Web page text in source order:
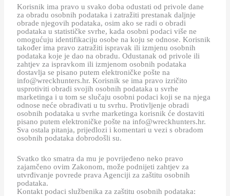
Korisnik ima pravo u svako doba odustati od privole dane
za obradu osobnih podataka i zatražiti prestanak daljnje
obrade njegovih podataka, osim ako se radi o obradi
podataka u statističke svrhe, kada osobni podaci više ne
omogućuju identifikaciju osobe na koju se odnose. Korisnik
također ima pravo zatražiti ispravak ili izmjenu osobnih
podataka koje je dao na obradu. Odustanak od privole ili
zahtjev za ispravkom ili izmjenom osobnih podataka
dostavlja se pisano putem elektroničke pošte na
info@wreckhunters.hr. Korisnik se ima pravo izričito
usprotiviti obradi svojih osobnih podataka u svrhe
marketinga i u tom se slučaju osobni podaci koji se na njega
odnose neće obrađivati u tu svrhu. Protivljenje obradi
osobnih podataka u svrhe marketinga korisnik će dostaviti
pisano putem elektroničke pošte na info@wreckhunters.hr.
Sva ostala pitanja, prijedlozi i komentari u vezi s obradom
osobnih podataka dobrodošli su.
Svatko tko smatra da mu je povrijeđeno neko pravo
zajamčeno ovim Zakonom, može podnijeti zahtjev za
utvrđivanje povrede prava Agenciji za zaštitu osobnih
podataka.
Kontakt podaci službenika za zaštitu osobnih podataka: